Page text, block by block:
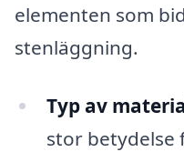
elementen som
stenläggning.
Typ av
stor betydelse